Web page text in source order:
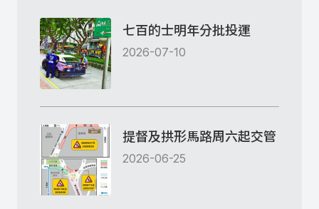
七百的士明年分批投運
2026-07-10
提督及拱形馬路周六起交管
2026-06-25